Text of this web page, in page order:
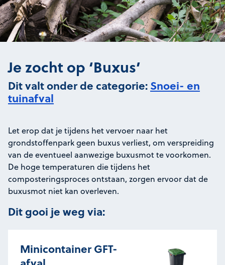
Je zocht op ‘Buxus’
Dit valt onder de categorie:Snoei- en
tuinafval
Let erop dat je tijdens het vervoer naar het
grondstoffenpark geen buxus verliest, om verspreiding
van de eventueel aanwezige buxusmot te voorkomen.
De hoge temperaturen die tijdens het
composteringsproces ontstaan, zorgen ervoor dat de
buxusmot niet kan overleven.
Dit gooi je weg via:
Minicontainer GFT-